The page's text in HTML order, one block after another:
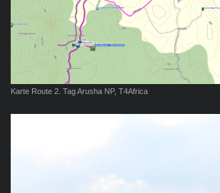
Karte Route 2. Tag Arusha NP, T4Africa